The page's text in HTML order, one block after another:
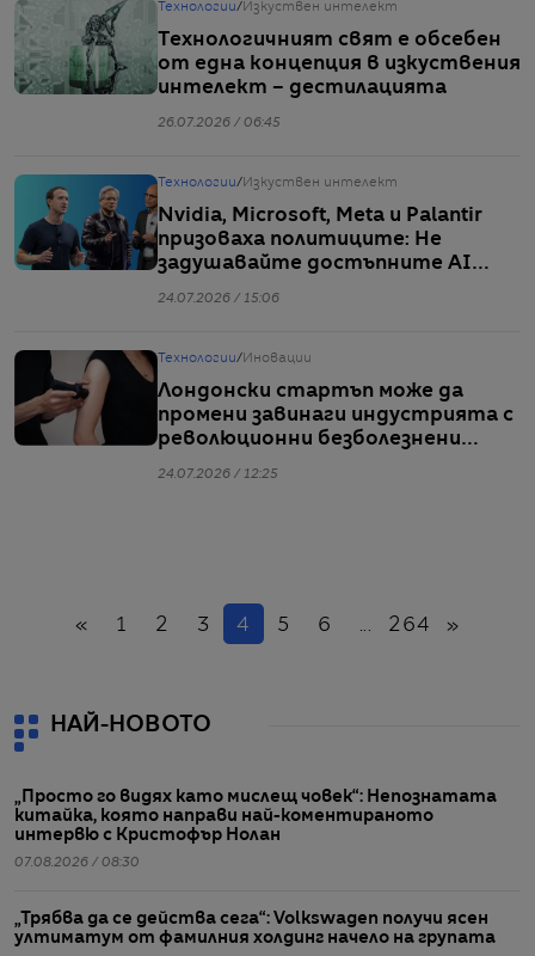
Технологии/ Изкуствен интелект
Технологичният свят е обсебен
от една концепция в изкуствения
интелект – дестилацията
26.07.2026 / 06:45
Технологии/ Изкуствен интелект
Nvidia, Microsoft, Meta и Palantir
призоваха политиците: Не
задушавайте достъпните AI
24.07.2026 / 15:06
Технологии/ Иновации
Лондонски стартъп може да
промени завинаги индустрията с
революционни безболезнени
24.07.2026 / 12:25
«Назад
1 2 3 4 (настоящ)
5 6 ... 264 »
НАЙ-НОВОТО
„Просто го видях като мислещ човек“: Непознатата
китайка, която направи най-коментираното
интервю с Кристофър Нолан
07.08.2026 / 08:30
„Трябва да се действа сега“: Volkswagen получи ясен
ултиматум от фамилния холдинг начело на групата